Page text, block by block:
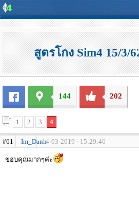
สูตรโกง Sim4 15/3/
144 202
1 2 3 4
#61 Im_Dann14-03-2019 - 15:29:46
ขอบคุณมากๆค่ะ